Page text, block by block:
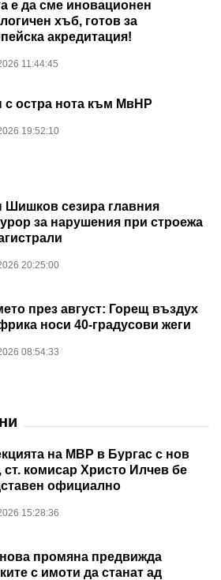
е да сме иновационен
хъб, готов за
акредитация!
11:44:45
с остра нота към МвНР
19:52:10
Шишков сезира главния
за нарушения при строежа
20:25:00
през август: Горещ въздух
носи 40-градусови жеги
08:54:33
на МВР в Бургас с нов
комисар Христо Илчев бе
официално
15:28:36
промяна предвижда
с имоти да станат ад